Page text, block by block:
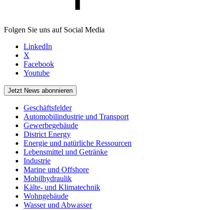
Folgen Sie uns auf Social Media
LinkedIn
X
Facebook
Youtube
Jetzt News abonnieren
Geschäftsfelder
Automobilindustrie und Transport
Gewerbegebäude
District Energy
Energie und natürliche Ressourcen
Lebensmittel und Getränke
Industrie
Marine und Offshore
Mobilhydraulik
Kälte- und Klimatechnik
Wohngebäude
Wasser und Abwasser